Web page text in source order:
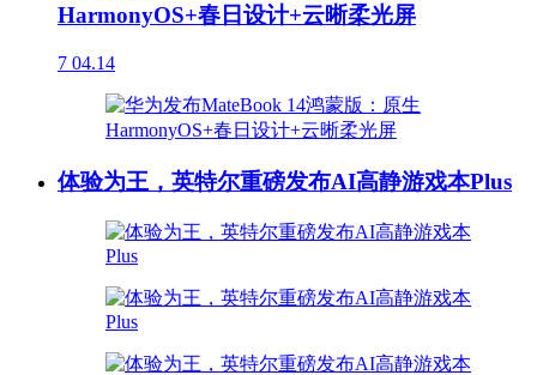
HarmonyOS+春日设计+云晰柔光屏
7 04.14
体验为王，英特尔重磅发布AI高静游戏本Plus